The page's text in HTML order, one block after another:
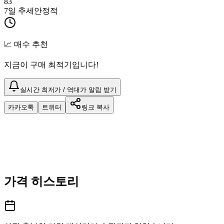
7일 추세 안정적
📈 매수 추천
지금이 구매 최적기입니다!
실시간 최저가 / 역대가 알림 받기
카카오톡 트위터 링크 복사
가격 히스토리